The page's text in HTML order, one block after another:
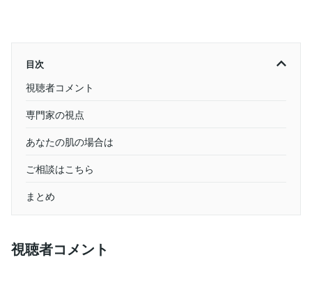
目次
視聴者コメント
専門家の視点
あなたの肌の場合は
ご相談はこちら
まとめ
視聴者コメント